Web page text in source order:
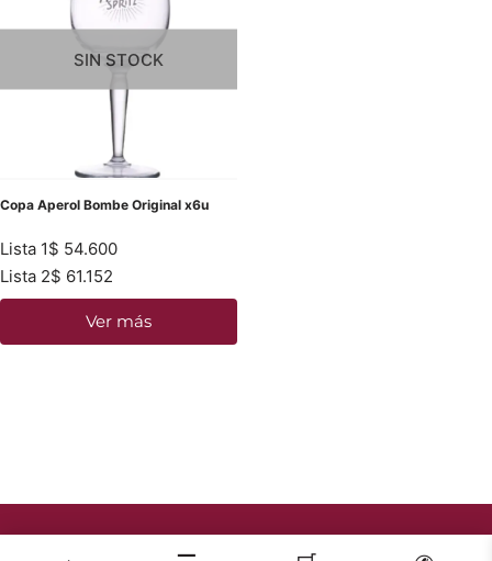
SIN STOCK
Copa Aperol Bombe Original x6u
Lista 1$ 54.600
Lista 2$ 61.152
Ver más